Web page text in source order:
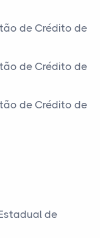
de Crédito de
de Crédito de
de Crédito de
de